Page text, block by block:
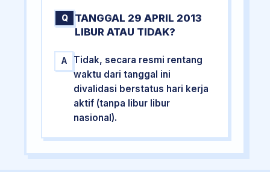
Q
TANGGAL 29 APRIL 2013
LIBUR ATAU TIDAK?
A
Tidak, secara resmi rentang
waktu dari tanggal ini
divalidasi berstatus hari kerja
aktif (tanpa libur libur
nasional).